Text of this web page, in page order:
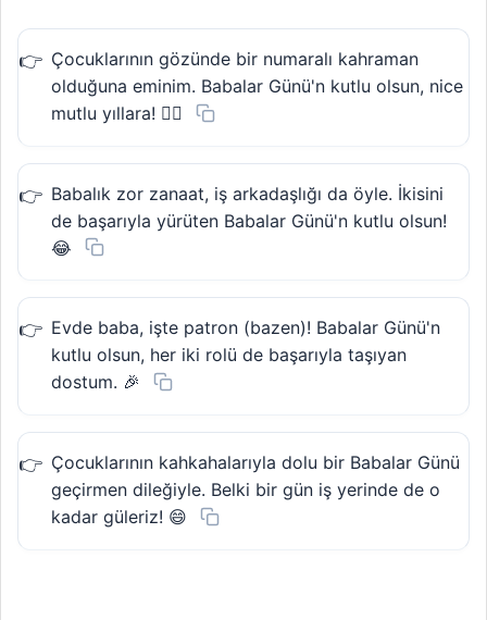
Çocuklarının gözünde bir numaralı kahraman
olduğuna eminim. Babalar Günü'n kutlu olsun, nice
mutlu yıllara! 🦸‍♂️
Babalık zor zanaat, iş arkadaşlığı da öyle. İkisini
de başarıyla yürüten Babalar Günü'n kutlu olsun!
😂
Evde baba, işte patron (bazen)! Babalar Günü'n
kutlu olsun, her iki rolü de başarıyla taşıyan
dostum. 🎉
Çocuklarının kahkahalarıyla dolu bir Babalar Günü
geçirmen dileğiyle. Belki bir gün iş yerinde de o
kadar güleriz! 😄